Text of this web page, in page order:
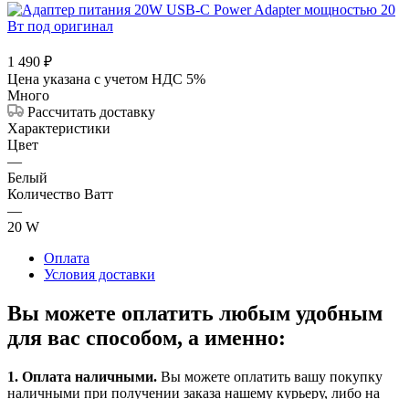
1 490 ₽
Цена указана с учетом НДС 5%
Много
Рассчитать доставку
Характеристики
Цвет
—
Белый
Количество Ватт
—
20 W
Оплата
Условия доставки
Вы можете оплатить любым удобным
для вас способом, а именно:
1. Оплата наличными. Вы можете оплатить вашу покупку
наличными при получении заказа нашему курьеру, либо на